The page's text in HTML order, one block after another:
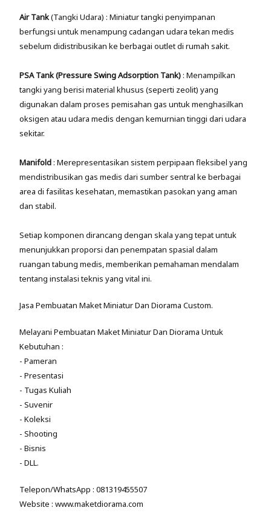
Air Tank(Tangki Udara) : Miniatur tangki penyimpanan
berfungsi untuk menampung cadangan udara tekan medis
sebelum didistribusikan ke berbagai outlet di rumah sakit.
PSA Tank (Pressure Swing Adsorption Tank): Menampilkan
tangki yang berisi material khusus (seperti zeolit) yang
digunakan dalam proses pemisahan gas untuk menghasilkan
oksigen atau udara medis dengan kemurnian tinggi dari udara
sekitar.
Manifold: Merepresentasikan sistem perpipaan fleksibel yang
mendistribusikan gas medis dari sumber sentral ke berbagai
area di fasilitas kesehatan, memastikan pasokan yang aman
dan stabil.
Setiap komponen dirancang dengan skala yang tepat untuk
menunjukkan proporsi dan penempatan spasial dalam
ruangan tabung medis, memberikan pemahaman mendalam
tentang instalasi teknis yang vital ini.
Jasa Pembuatan Maket Miniatur Dan Diorama Custom.
Melayani Pembuatan Maket Miniatur Dan Diorama Untuk
Kebutuhan :
- Pameran
- Presentasi
- Tugas Kuliah
- Suvenir
- Koleksi
- Shooting
- Bisnis
- DLL.
Telepon/WhatsApp : 081319455507
Website : www.maketdiorama.com